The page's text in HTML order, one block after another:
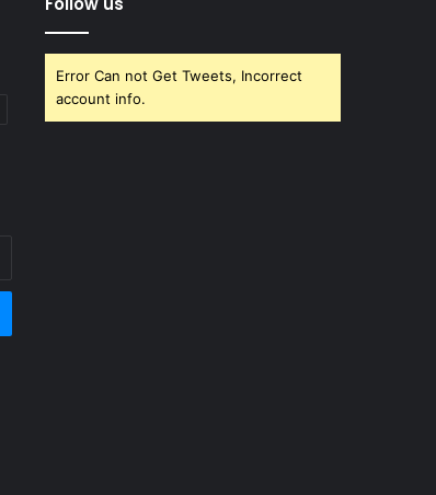
Error Can not Get Tweets, Incorrect
account info.